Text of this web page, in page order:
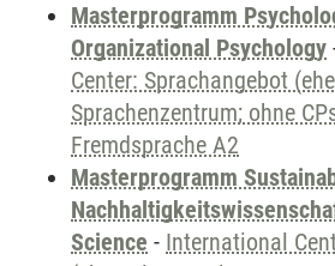
Masterprogramm
Organizational Psychology
Center: Sprachangebot
Sprachenzentrum; ohne
Fremdsprache A2
Masterprogramm
Science - International